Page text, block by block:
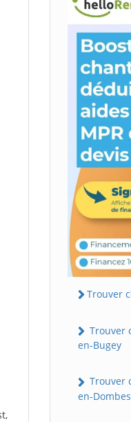
Trouver
Trouver
en-Bugey
Trouver
en-Dombes